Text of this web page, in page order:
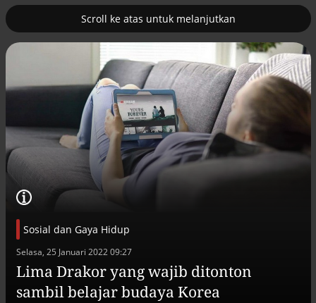
Scroll ke atas untuk melanjutkan
Sosial dan Gaya Hidup
Selasa, 25 Januari 2022 09:27
Lima Drakor yang wajib ditonton
sambil belajar budaya Korea
nuklir 2
Pemulihan ekonomi Aceh terus
diakselerasi
Efek jera untuk pejabat abai LHKPN
Alinea.id - Peristiwa